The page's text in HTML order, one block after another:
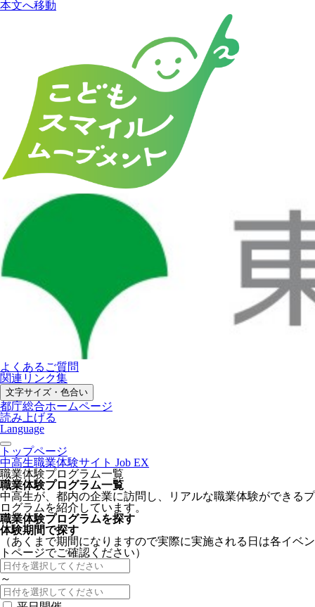
本文へ移動
よくあるご質問
関連リンク集
文字サイズ・色合い
都庁総合ホームページ
読み上げる
Language
トップページ
中高生職業体験サイト Job EX
職業体験プログラム一覧
職業体験プログラム一覧
中高生が、都内の企業に訪問し、リアルな職業体験ができるプ
ログラムを紹介しています。
職業体験プログラムを探す
体験期間で探す
（あくまで期間になりますので実際に実施される日は各イベン
トページでご確認ください）
～